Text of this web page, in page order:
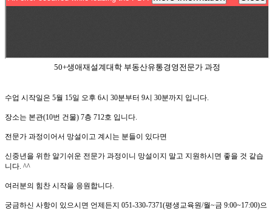
50+생애재설계대학 부동산유통경영전문가 과정
수업 시작일은 5월 15일 오후 6시 30분부터 9시 30분까지 입니다.
장소는 본관(10번 건물) 7층 712호 입니다.
전문가 과정이어서 망설이고 계시는 분들이 있다면
신중년을 위한 알기쉬운 전문가 과정이니 망설이지 말고 지원하시면 좋을 것 같습
니다. ^^
여러분의 힘찬 시작을 응원합니다.
궁금하신 사항이 있으시면 언제든지 051-330-7371(평생교육원/월~금 9:00~17:00)으